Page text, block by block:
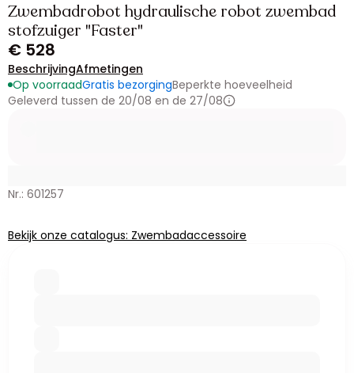
Zwembadrobot hydraulische robot zwembad
stofzuiger "Faster"
€ 528
BeschrijvingAfmetingen
Op voorraadGratis bezorgingBeperkte hoeveelheid
Geleverd tussen de 20/08 en de 27/08
Nr.: 601257
Bekijk onze catalogus: Zwembadaccessoire